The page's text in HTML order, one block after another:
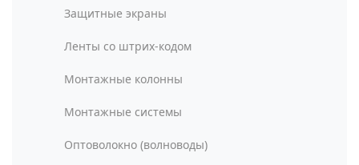
Защитные экраны
Ленты со штрих-кодом
Монтажные колонны
Монтажные системы
Оптоволокно (волноводы)